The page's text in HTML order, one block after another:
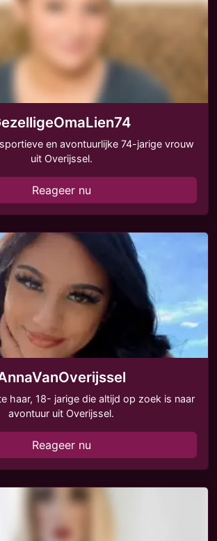
en avontuurlijke 74-jarige vrouw
uit Overijssel.
Reageer nu
haar, 18- jarige die altijd op zoek is naar
avontuur uit Overijssel.
Reageer nu